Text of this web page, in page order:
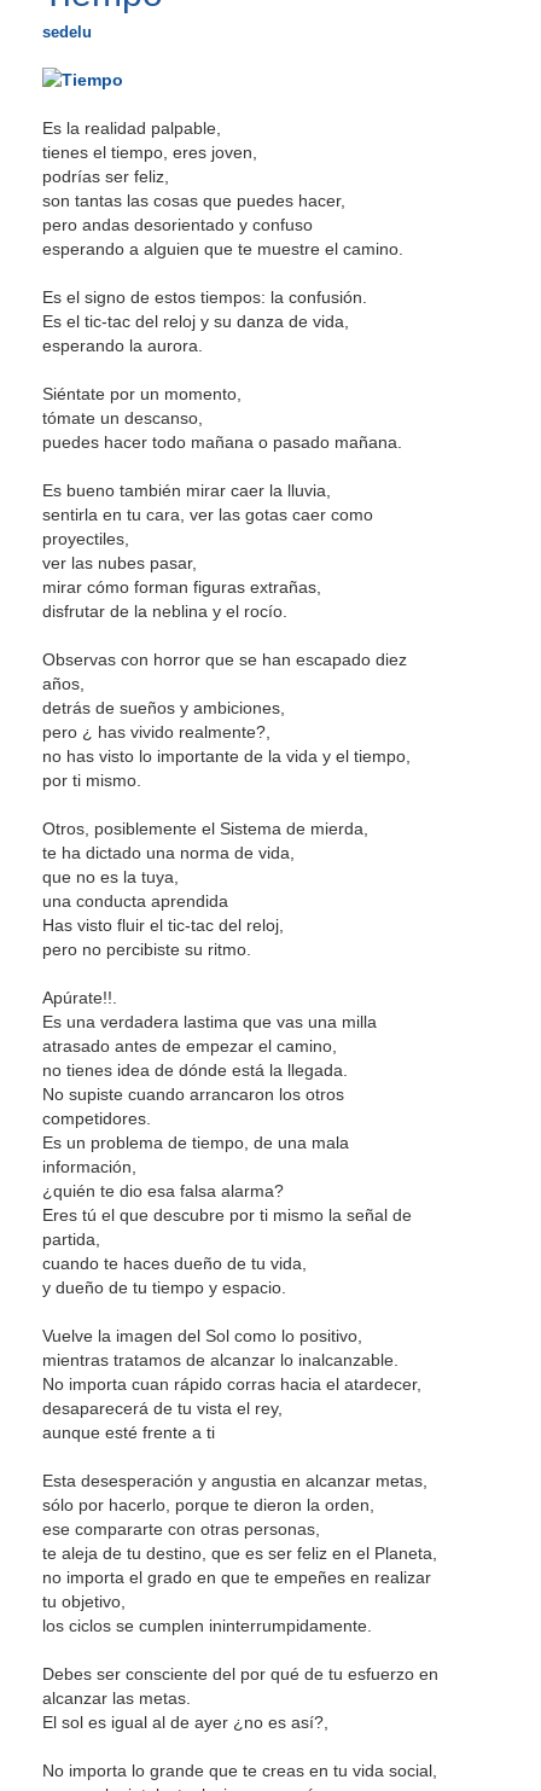
sedelu
Es la realidad palpable,
tienes el tiempo, eres joven,
podrías ser feliz,
son tantas las cosas que puedes hacer,
pero andas desorientado y confuso
esperando a alguien que te muestre el camino.
Es el signo de estos tiempos: la confusión.
Es el tic-tac del reloj y su danza de vida,
esperando la aurora.
Siéntate por un momento,
tómate un descanso,
puedes hacer todo mañana o pasado mañana.
Es bueno también mirar caer la lluvia,
sentirla en tu cara, ver las gotas caer como
proyectiles,
ver las nubes pasar,
mirar cómo forman figuras extrañas,
disfrutar de la neblina y el rocío.
Observas con horror que se han escapado diez
años,
detrás de sueños y ambiciones,
pero ¿ has vivido realmente?,
no has visto lo importante de la vida y el tiempo,
por ti mismo.
Otros, posiblemente el Sistema de mierda,
te ha dictado una norma de vida,
que no es la tuya,
una conducta aprendida
Has visto fluir el tic-tac del reloj,
pero no percibiste su ritmo.
Apúrate!!.
Es una verdadera lastima que vas una milla
atrasado antes de empezar el camino,
no tienes idea de dónde está la llegada.
No supiste cuando arrancaron los otros
competidores.
Es un problema de tiempo, de una mala
información,
¿quién te dio esa falsa alarma?
Eres tú el que descubre por ti mismo la señal de
partida,
cuando te haces dueño de tu vida,
y dueño de tu tiempo y espacio.
Vuelve la imagen del Sol como lo positivo,
mientras tratamos de alcanzar lo inalcanzable.
No importa cuan rápido corras hacia el atardecer,
desaparecerá de tu vista el rey,
aunque esté frente a ti
Esta desesperación y angustia en alcanzar metas,
sólo por hacerlo, porque te dieron la orden,
ese compararte con otras personas,
te aleja de tu destino, que es ser feliz en el Planeta,
no importa el grado en que te empeñes en realizar
tu objetivo,
los ciclos se cumplen ininterrumpidamente.
Debes ser consciente del por qué de tu esfuerzo en
alcanzar las metas.
El sol es igual al de ayer ¿no es así?,
No importa lo grande que te creas en tu vida social,